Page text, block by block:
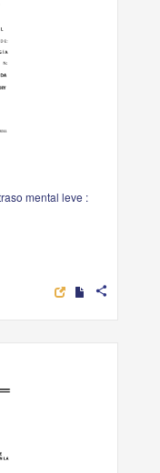
mental leve :
share